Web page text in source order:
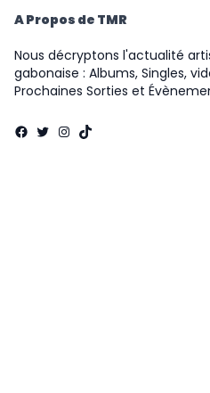
A Propos de TMR
Nous décryptons l'actualité
gabonaise : Albums, Singles,
Prochaines Sorties et
Facebook
Twitter
Instagram
TikTok